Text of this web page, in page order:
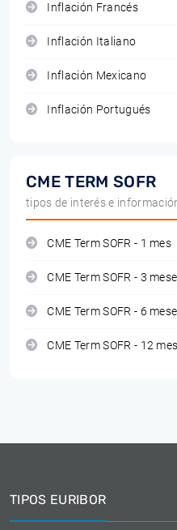
Inflación Francés
Inflación Italiano
Inflación Mexicano
Inflación Portugués
CME TERM SOFR
tipos de interés e
CME Term SOFR - 1 mes
CME Term SOFR - 3
CME Term SOFR - 6
CME Term SOFR - 12
TIPOS EURIBOR